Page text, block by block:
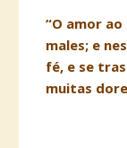
“O amor
males; e
fé, e se
muitas